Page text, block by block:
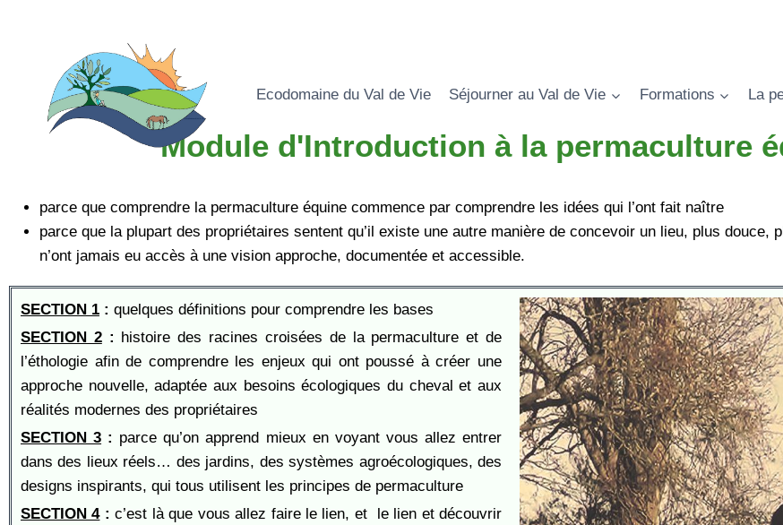
Ecodomaine du Val de Vie Séjourner au Val de Vie Formations La
Module d'Introduction à la permaculture
parce que comprendre la permaculture équine commence par comprendre les idées qui l’ont fait naître
parce que la plupart des propriétaires sentent qu’il existe une autre manière de concevoir un lieu, plus douce,
n’ont jamais eu accès à une vision approche, documentée et accessible.
SECTION 1 : quelques définitions pour comprendre les bases
SECTION 2: histoire des racines croisées de la permaculture et de
l’éthologie afin de comprendre les enjeux qui ont poussé à créer une
approche nouvelle, adaptée aux besoins écologiques du cheval et aux
réalités modernes des propriétaires
SECTION 3 : parce qu’on apprend mieux en voyant vous allez entrer
dans des lieux réels… des jardins, des systèmes agroécologiques, des
designs inspirants, qui tous utilisent les principes de permaculture
SECTION 4: c’est là que vous allez faire le lien, et le lien et découvrir